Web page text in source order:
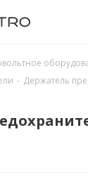
- Держатель